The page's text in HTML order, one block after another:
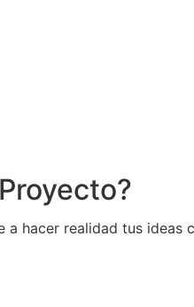
?
hacer realidad tus ideas